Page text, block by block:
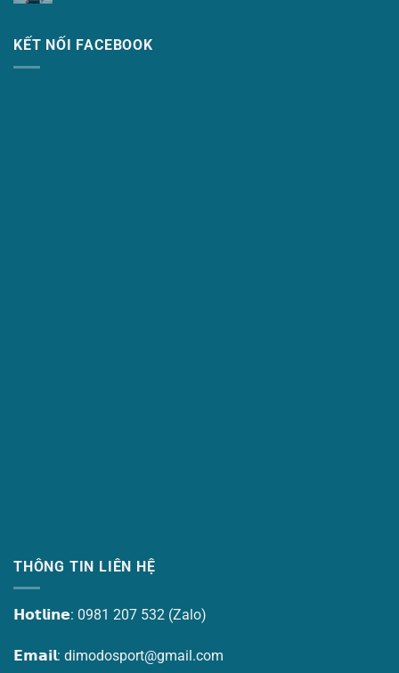
KẾT NỐI FACEBOOK
THÔNG TIN LIÊN HỆ
𝗛𝗼𝘁𝗹𝗶𝗻𝗲: 0981 207 532 (Zalo)
𝗘𝗺𝗮𝗶𝗹: dimodosport@gmail.com